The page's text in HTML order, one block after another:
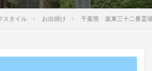
スタイル お出掛け 千葉県 坂東三十二番霊